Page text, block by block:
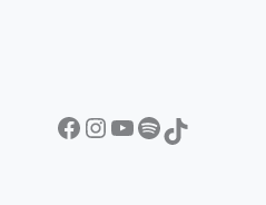
Facebook InstagramYouTube Spotify TikTok